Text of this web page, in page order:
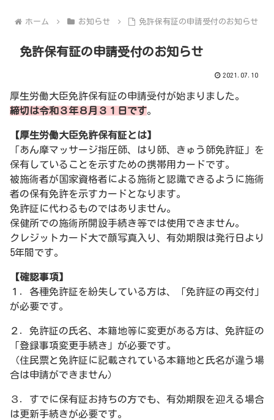
ホーム お知らせ 免許保有証の申請受付のお知らせ
免許保有証の申請受付のお知らせ
2021.07.10
厚生労働大臣免許保有証の申請受付が始まりました。
締切は令和３年８月３１日です。
【厚生労働大臣免許保有証とは】
「あん摩マッサージ指圧師、はり師、きゅう師免許証」を
保有していることを示すための携帯用カードです。
被施術者が国家資格者による施術と認識できるように施術
者の保有免許を示すカードとなります。
免許証に代わるものではありません。
保健所での施術所開設手続き等では使用できません。
クレジットカード大で顔写真入り、有効期限は発行日より
5年間です。
【確認事項】
１．各種免許証を紛失している方は、「免許証の再交付」
が必要です。
２．免許証の氏名、本籍地等に変更がある方は、免許証の
「登録事項変更手続き」が必要です。
（住民票と免許証に記載されている本籍地と氏名が違う場
合は申請ができません）
３．すでに保有証お持ちの方でも、有効期限を迎える場合
は更新手続きが必要です。